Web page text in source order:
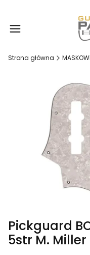
Strona główna
Pickguard
5str M. Miller